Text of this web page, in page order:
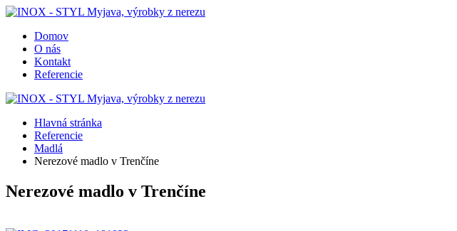
Domov
O nás
Kontakt
Referencie
Hlavná stránka
Referencie
Madlá
Nerezové madlo v Trenčíne
Nerezové madlo v Trenčíne